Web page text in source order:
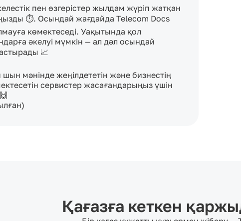
пен өзгерістер жылдам жүріп жатқан
⏱️. Осындай жағдайда Telecom Docs
көмектеседі. Уақытында қол
әкелуі мүмкін — ал дәл осындай
📈
мәнінде жеңілдететін және бизнестің
сервистер жасағандарыңыз үшін
Қағазға кеткен